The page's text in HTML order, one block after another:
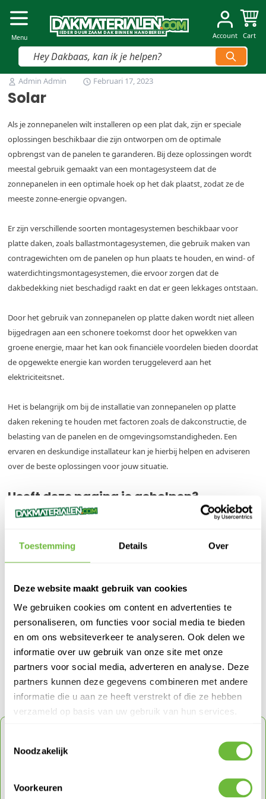
Toestemming Details Over
Deze website maakt gebruik van cookies
We gebruiken cookies om content en advertenties te
personaliseren, om functies voor social media te bieden
en om ons websiteverkeer te analyseren. Ook delen we
informatie over uw gebruik van onze site met onze
partners voor social media, adverteren en analyse. Deze
partners kunnen deze gegevens combineren met andere
informatie die u aan ze heeft verstrekt of die ze hebben
verzameld op basis van uw gebruik van hun services.
Noodzakelijk
Voorkeuren
IEDERDUURZ AAMDAKB INNENHANDBEREIK
IEDERDUURZ AAMDAKB INNENHANDBEREIK
Dakmaterialen.com
Vind snel jouw product
Account Cart
Menu
Ga naar de inhoud
Admin Admin Februari 17, 2023
Solar
Als je zonnepanelen wilt installeren op een plat dak, zijn er speciale
oplossingen beschikbaar die zijn ontworpen om de optimale
opbrengst van de panelen te garanderen. Bij deze oplossingen wordt
meestal gebruik gemaakt van een montagesysteem dat de
zonnepanelen in een optimale hoek op het dak plaatst, zodat ze de
meeste zonne-energie opvangen.
Er zijn verschillende soorten montagesystemen beschikbaar voor
platte daken, zoals ballastmontagesystemen, die gebruik maken van
contragewichten om de panelen op hun plaats te houden, en wind- of
waterdichtingsmontagesystemen, die ervoor zorgen dat de
dakbedekking niet beschadigd raakt en dat er geen lekkages ontstaan.
Door het gebruik van zonnepanelen op platte daken wordt niet alleen
bijgedragen aan een schonere toekomst door het opwekken van
groene energie, maar het kan ook financiële voordelen bieden doordat
de opgewekte energie kan worden teruggeleverd aan het
elektriciteitsnet.
Het is belangrijk om bij de installatie van zonnepanelen op platte
daken rekening te houden met factoren zoals de dakconstructie, de
belasting van de panelen en de omgevingsomstandigheden. Een
ervaren en deskundige installateur kan je hierbij helpen en adviseren
over de beste oplossingen voor jouw situatie.
Heeft deze pagina je geholpen?
ADMIN ADMIN
Meer Dakbazen Dakblogs van Admin Admin
> Subsidie voor dakisolatie in 2026: zo haal je het maximale eruit
> Kniebescherming op het werk
> Fento - Kniebeschermers
een code voor 5% korting op je volgende order